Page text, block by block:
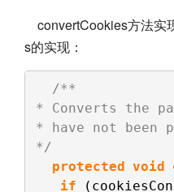
convertCookies方法实
s的实现：
/**
* Converts the
* have not been
*/
protected void
if